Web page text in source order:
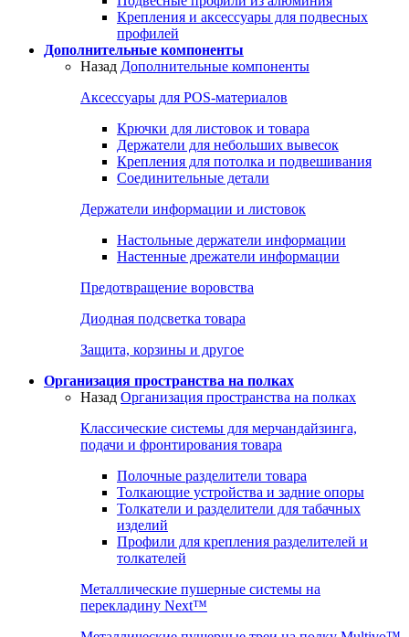
Крепления и аксессуары для подвесных
профилей
Дополнительные компоненты
Назад Дополнительные компоненты
Аксессуары для POS-материалов
Крючки для листовок и товара
Держатели для небольших вывесок
Крепления для потолка и подвешивания
Соединительные детали
Держатели информации и листовок
Настольные держатели информации
Настенные дрежатели информации
Предотвращение воровства
Диодная подсветка товара
Защита, корзины и другое
Организация пространства на полках
Назад Организация пространства на полках
Классические системы для мерчандайзинга,
подачи и фронтирования товара
Полочные разделители товара
Толкающие устройства и задние опоры
Толкатели и разделители для табачных
изделий
Профили для крепления разделителей и
толкателей
Металлические пушерные системы на
перекладину Next™